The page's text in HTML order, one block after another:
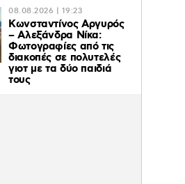
08.08.2026 | 19:23
Κωνσταντίνος Αργυρός
– Αλεξάνδρα Νίκα:
Φωτογραφίες από τις
διακοπές σε πολυτελές
γιοτ με τα δύο παιδιά
τους